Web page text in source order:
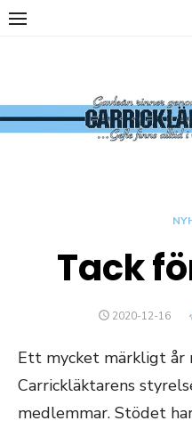
Hoppa
Tack
PUBLICERAT
2020-12-16
Ett mycket märkligt år
Carrickläktarens
medlemmar. Stödet